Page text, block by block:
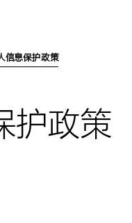
息保护政策
护政策